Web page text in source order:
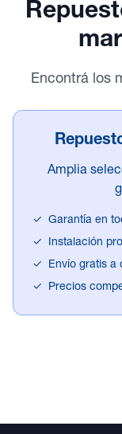
Encontrá los
Amplia
✓
Garantía en
✓
Instalación
✓
Envío gratis a
✓
Precios